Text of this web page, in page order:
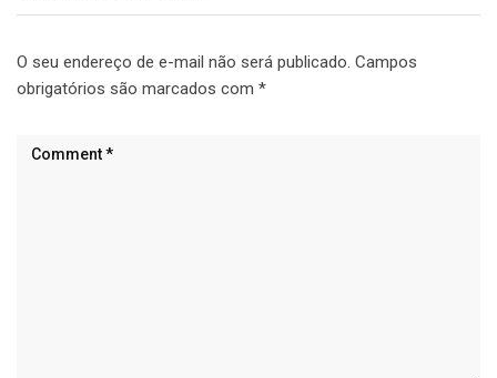
O seu endereço de e-mail não será publicado. Campos
obrigatórios são marcados com *